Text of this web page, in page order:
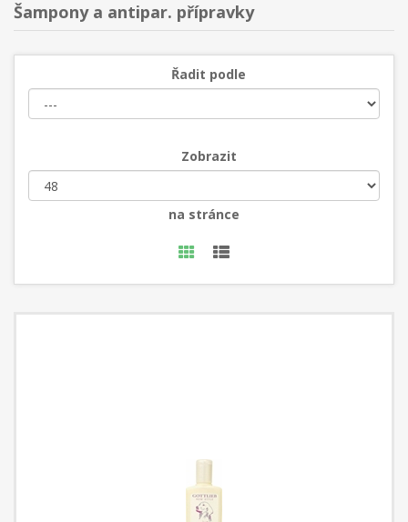
Šampony a antipar. přípravky
Řadit podle
Zobrazit
na stránce